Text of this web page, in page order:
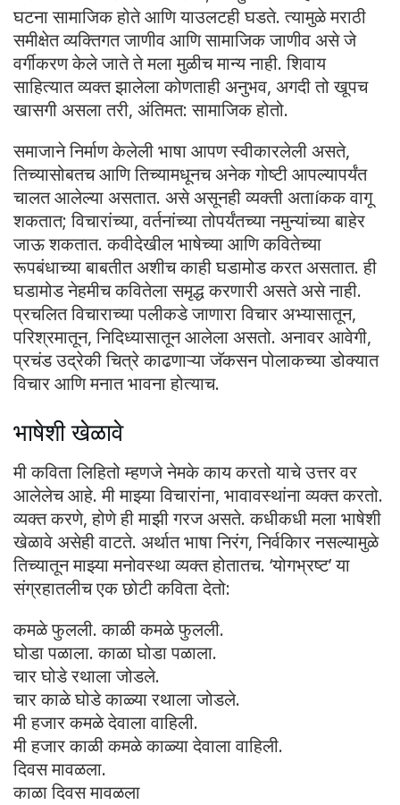
घटना सामाजिक होते आणि याउलटही घडते. त्यामुळे मराठी
समीक्षेत व्यक्तिगत जाणीव आणि सामाजिक जाणीव असे जे
वर्गीकरण केले जाते ते मला मुळीच मान्य नाही. शिवाय
साहित्यात व्यक्त झालेला कोणताही अनुभव, अगदी तो खूपच
खासगी असला तरी, अंतिमत: सामाजिक होतो.
समाजाने निर्माण केलेली भाषा आपण स्वीकारलेली असते,
तिच्यासोबतच आणि तिच्यामधूनच अनेक गोष्टी आपल्यापर्यंत
चालत आलेल्या असतात. असे असूनही व्यक्ती अताíकक वागू
शकतात; विचारांच्या, वर्तनांच्या तोपर्यंतच्या नमुन्यांच्या बाहेर
जाऊ शकतात. कवीदेखील भाषेच्या आणि कवितेच्या
रूपबंधाच्या बाबतीत अशीच काही घडामोड करत असतात. ही
घडामोड नेहमीच कवितेला समृद्ध करणारी असते असे नाही.
प्रचलित विचाराच्या पलीकडे जाणारा विचार अभ्यासातून,
परिश्रमातून, निदिध्यासातून आलेला असतो. अनावर आवेगी,
प्रचंड उद्रेकी चित्रे काढणाऱ्या जॅकसन पोलाकच्या डोक्यात
विचार आणि मनात भावना होत्याच.
भाषेशी खेळावे
मी कविता लिहितो म्हणजे नेमके काय करतो याचे उत्तर वर
आलेलेच आहे. मी माझ्या विचारांना, भावावस्थांना व्यक्त करतो.
व्यक्त करणे, होणे ही माझी गरज असते. कधीकधी मला भाषेशी
खेळावे असेही वाटते. अर्थात भाषा निरंग, निर्वकिार नसल्यामुळे
तिच्यातून माझ्या मनोवस्था व्यक्त होतातच. ‘योगभ्रष्ट’ या
संग्रहातलीच एक छोटी कविता देतो:
कमळे फुलली. काळी कमळे फुलली.
घोडा पळाला. काळा घोडा पळाला.
चार घोडे रथाला जोडले.
चार काळे घोडे काळ्या रथाला जोडले.
मी हजार कमळे देवाला वाहिली.
मी हजार काळी कमळे काळ्या देवाला वाहिली.
दिवस मावळला.
काळा दिवस मावळला